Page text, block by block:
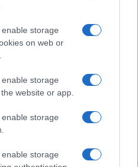
storage
on web or
storage
website or app.
storage
storage